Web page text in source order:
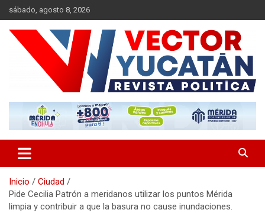
Saltar
al
contenido
sábado, agosto 8, 2026
Vector Yucatán
Inicio
Ciudad
Pide Cecilia Patrón a meridanos utilizar los puntos Mérida
limpia y contribuir a que la basura no cause inundaciones.